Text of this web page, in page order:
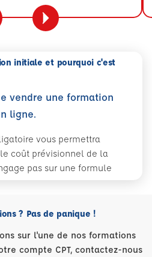
initiale et pourquoi c'est
vendre une formation
ligne.
vous permettra
coût prévisionnel de la
pas sur une formule
? Pas de panique !
sur l'une de nos formations
compte CPT, contactez-nous